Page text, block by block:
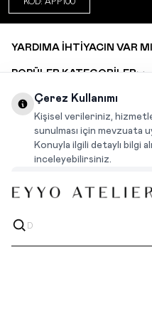
YARDIMA İHTİYACIN VAR MI
POPÜLER KATEGORİLER
DEĞİŞİM VE İADE TALEBİ
KARIYER
INSTAGRAM
Çerez Kullanımı
Kişisel verileriniz,
sunulması için mevzuata
Konuyla ilgili detaylı bilgi
inceleyebilirsiniz.